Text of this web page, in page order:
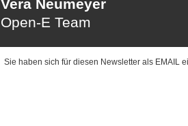
Vera Neumeyer
Open-E Team
Sie haben sich für diesen Newsletter als EMAIL